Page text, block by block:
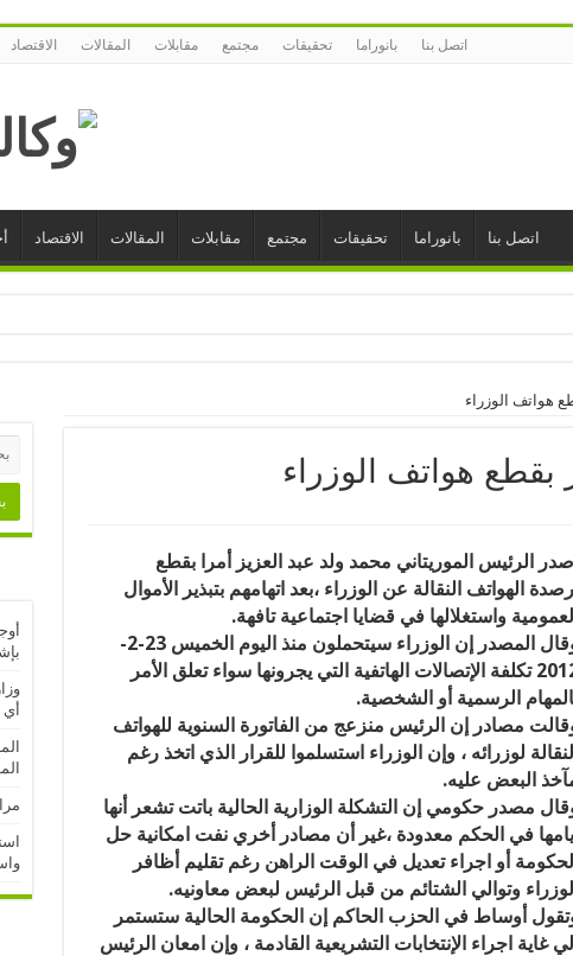
الاقتصاد المقالات مقابلات مجتمع تحقيقات بانوراما اتصل بنا
الاقتصاد المقالات مقابلات مجتمع تحقيقات بانوراما اتصل بنا
هواتف الوزراء
بقطع هواتف الوزراء
الرئيس الموريتاني محمد ولد عبد العزيز أمرا بقطع
الهواتف النقالة عن الوزراء ،بعد اتهامهم بتبذير الأموال
واستغلالها في قضايااجتماعية تافهة.
وقال المصدر إن الوزراء سيتحملون منذ اليوم الخميس 23-2-
2012 تكلفة الإتصالات الهاتفية التي يجرونها سواء تعلق الأمر
الرسمية أو الشخصية.
مصادر إن الرئيس منزعج من الفاتورة السنوية للهواتف
لوزرائه ، وإن الوزراء استسلموا للقرار الذي اتخذ رغم
البعض عليه.
مصدر حكومي إن التشكلة الوزارية الحالية باتت تشعر أنها
في الحكم معدودة ،غير أن مصادر أخري نفت امكانية حل
أو اجراء تعديل في الوقت الراهن رغم تقليم أظافر
وتوالي الشتائم من قبل الرئيس لبعض معاونيه.
أوساط في الحزب الحاكم إن الحكومة الحالية ستستمر
غاية اجراء الإنتخابات التشريعية القادمة ، وإن امعان الرئيس
أي